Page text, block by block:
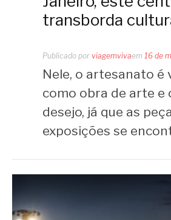
transborda
Publicado por viagemvivaem 16 de
Nele, o artesanato é
como obra de arte e
desejo, já que as
exposições se